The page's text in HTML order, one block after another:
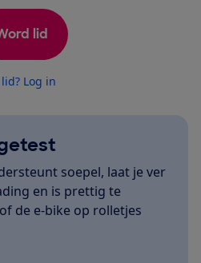
lid
Log in
soepel, laat je ver
en is prettig te
de e-bike op rolletjes